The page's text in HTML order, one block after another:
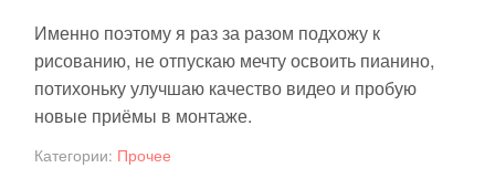
Именно поэтому я раз за разом подхожу к
рисованию, не отпускаю мечту освоить пианино,
потихоньку улучшаю качество видео и пробую
новые приёмы в монтаже.
Категории: Прочее